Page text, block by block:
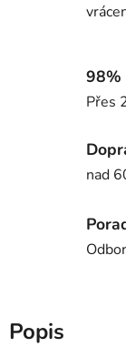
98%
Přes
nad
Popis